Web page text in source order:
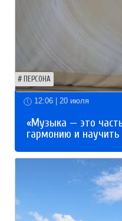
ПЕРСОНА
12:06 | 20 июля
«Музыка — это
гармонию и